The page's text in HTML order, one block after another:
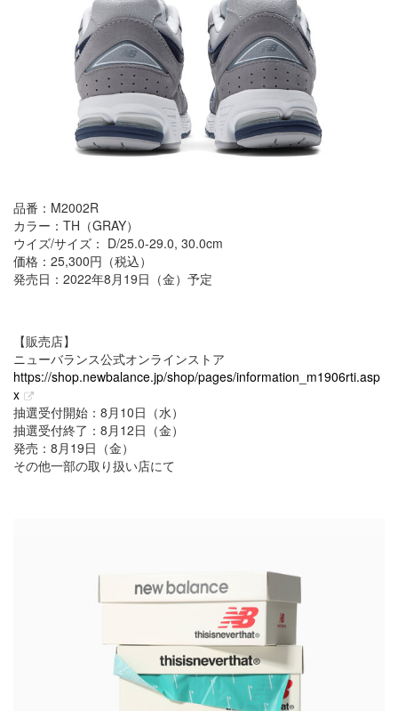
品番：M2002R
カラー：TH（GRAY）
ウイズ/サイズ： D/25.0-29.0, 30.0cm
価格：25,300円（税込）
発売日：2022年8月19日（金）予定
【販売店】
ニューバランス公式オンラインストア
https://shop.newbalance.jp/shop/pages/information_m1906rti.asp
x
抽選受付開始：8月10日（水）
抽選受付終了：8月12日（金）
発売：8月19日（金）
その他一部の取り扱い店にて